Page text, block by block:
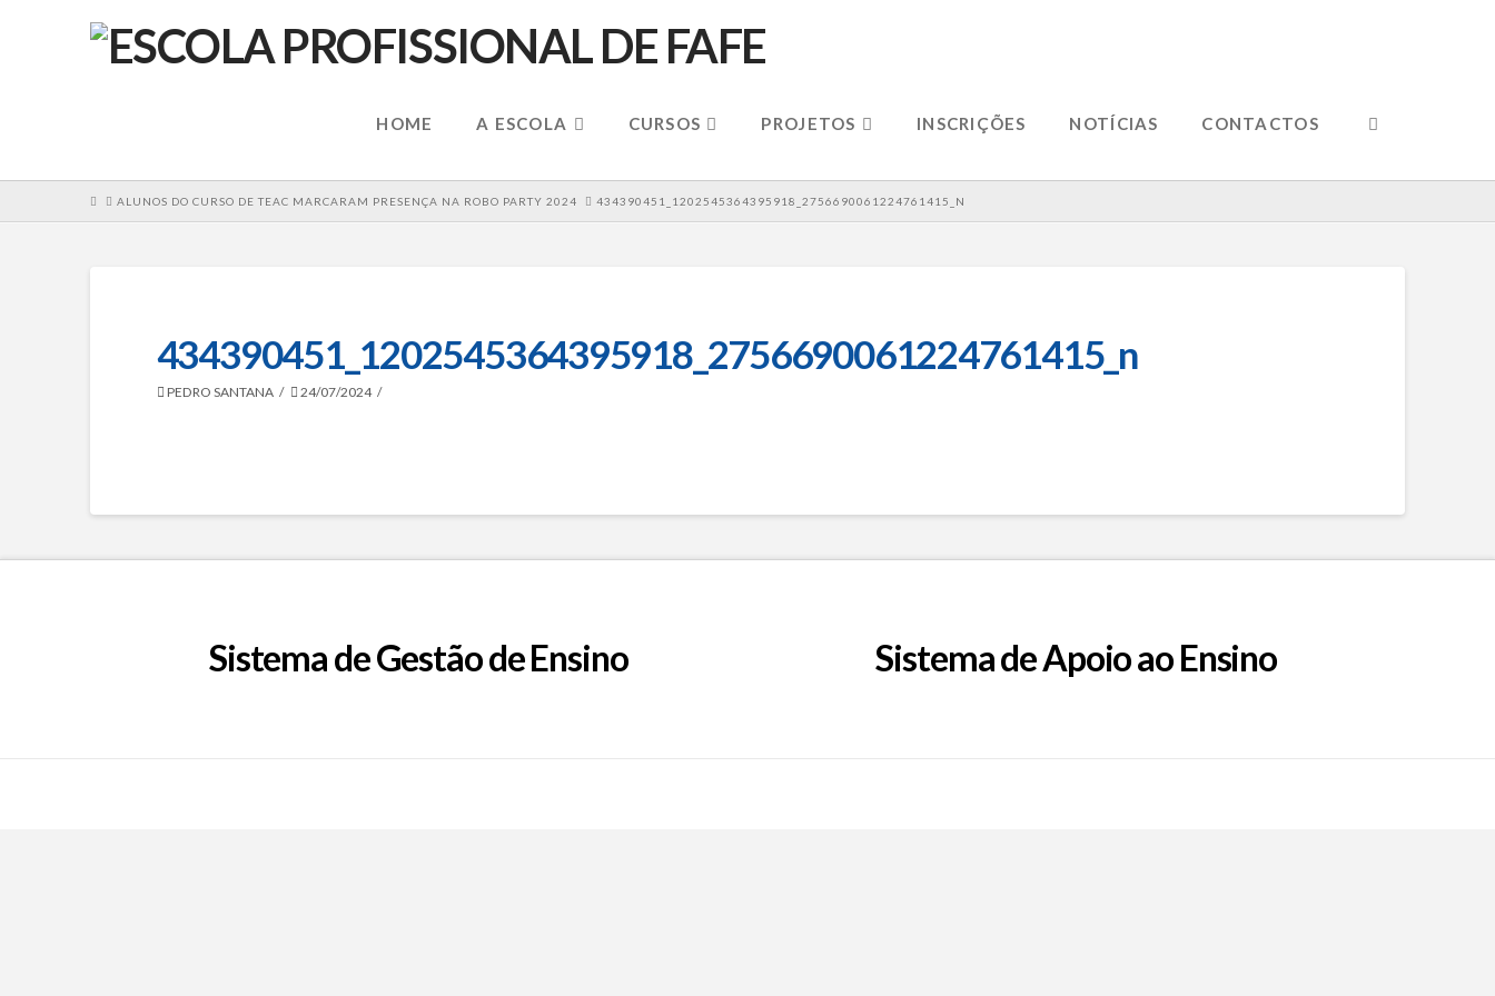
HOME A ESCOLA CURSOS PROJETOS INSCRIÇÕES NOTÍCIAS CONTACTOS
HOMEALUNOS DO CURSO DE TEAC MARCARAM PRESENÇA NA ROBO PARTY 2024 434390451_1202545364395918_2756690061224761415_N
434390451_1202545364395918_2756690061224761415_n
PEDRO SANTANA 24/07/2024
Sistema de Gestão de Ensino Sistema de Apoio ao Ensino